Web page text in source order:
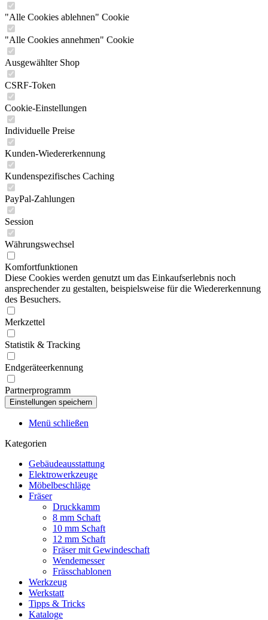
"Alle Cookies ablehnen" Cookie
"Alle Cookies annehmen" Cookie
Ausgewählter Shop
CSRF-Token
Cookie-Einstellungen
Individuelle Preise
Kunden-Wiedererkennung
Kundenspezifisches Caching
PayPal-Zahlungen
Session
Währungswechsel
Komfortfunktionen
Diese Cookies werden genutzt um das Einkaufserlebnis noch
ansprechender zu gestalten, beispielsweise für die Wiedererkennung
des Besuchers.
Merkzettel
Statistik & Tracking
Endgeräteerkennung
Partnerprogramm
Menü schließen
Kategorien
Gebäudeausstattung
Elektrowerkzeuge
Möbelbeschläge
Fräser
Druckkamm
8 mm Schaft
10 mm Schaft
12 mm Schaft
Fräser mit Gewindeschaft
Wendemesser
Frässchablonen
Werkzeug
Werkstatt
Tipps & Tricks
Kataloge